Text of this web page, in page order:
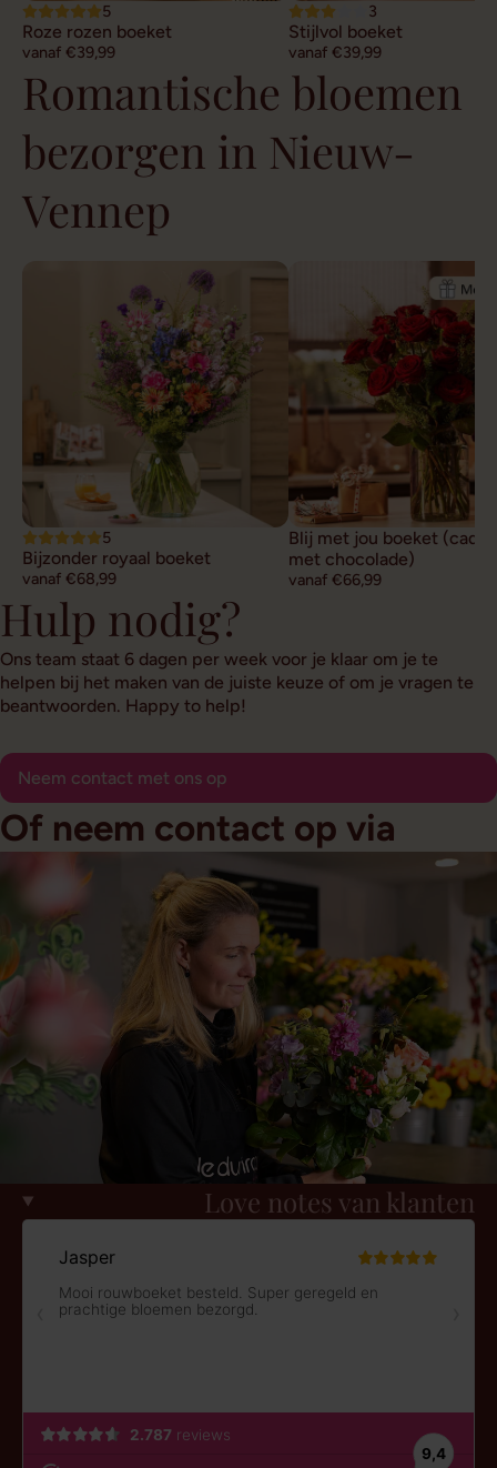
5
Roze rozen boeket
vanaf €39,99
3
Stijlvol boeket
vanaf €39,99
Romantische bloemen
bezorgen in Nieuw-
Vennep
5
Bijzonder royaal boeket
vanaf €68,99
Blij met jou boeket
met chocolade)
vanaf €66,99
Hulp nodig?
Ons team staat 6 dagen per week voor je klaar om je te
helpen bij het maken van de juiste keuze of om je vragen te
beantwoorden. Happy to help!
Neem contact met ons op
Of neem contact op via
Love notes van klanten